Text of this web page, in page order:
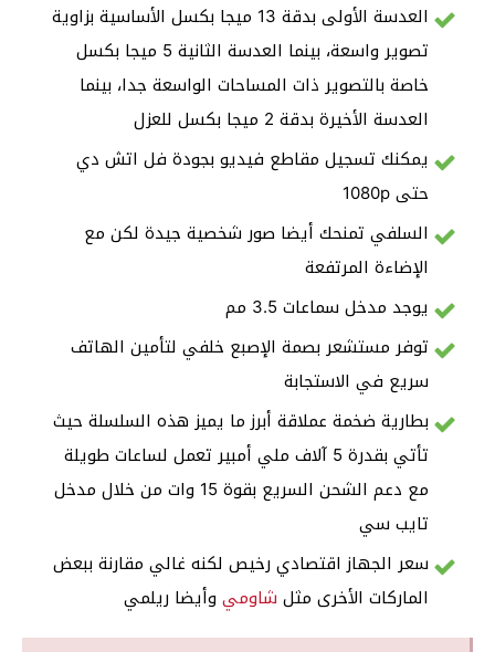
العدسة الأولى بدقة 13 ميجا بكسل الأساسية بزاوية
تصوير واسعة، بينما العدسة الثانية 5 ميجا بكسل
خاصة بالتصوير ذات المساحات الواسعة جدا، بينما
العدسة الأخيرة بدقة 2 ميجا بكسل للعزل
يمكنك تسجيل مقاطع فيديو بجودة فل اتش دي
حتى 1080p
السلفي تمنحك أيضا صور شخصية جيدة لكن مع
الإضاءة المرتفعة
يوجد مدخل سماعات 3.5 مم
توفر مستشعر بصمة الإصبع خلفي لتأمين الهاتف
سريع في الاستجابة
بطارية ضخمة عملاقة أبرز ما يميز هذه السلسلة حيث
تأتي بقدرة 5 آلاف ملي أمبير تعمل لساعات طويلة
مع دعم الشحن السريع بقوة 15 وات من خلال مدخل
تايب سي
سعر الجهاز اقتصادي رخيص لكنه غالي مقارنة ببعض
الماركات الأخرى مثل شاومي وأيضا ريلمي